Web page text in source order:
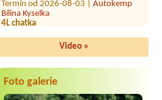
4L chatka
Termín od 2026-08-16 |
koupaliště Červenka
Bohemaland
Pro 5 osob
Video »
Foto galerie